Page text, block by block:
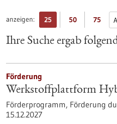
anzeigen: 25 50 75
Ihre Suche ergab
Förderung
Werkstoffplattform
Förderprogramm, Förderung
15.12.2027